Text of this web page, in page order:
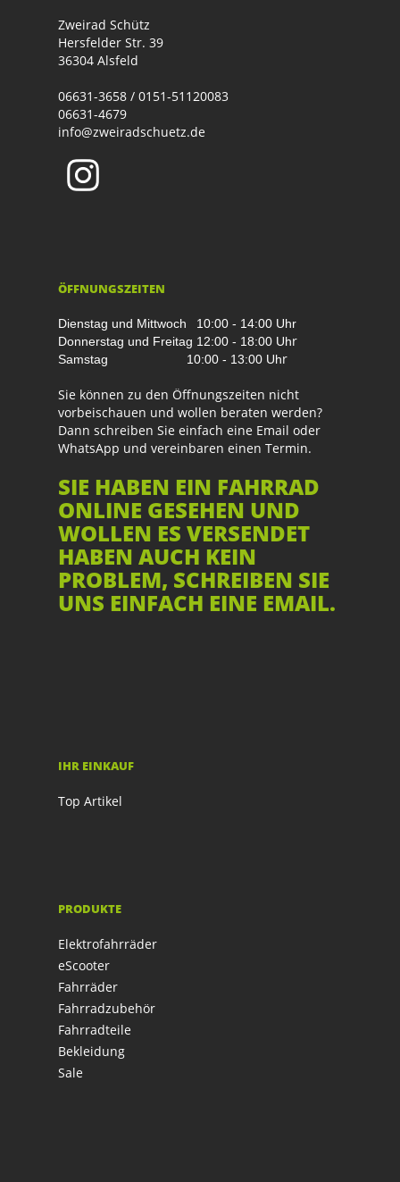
Zweirad Schütz
Hersfelder Str. 39
36304 Alsfeld
06631-3658 / 0151-51120083
06631-4679
info@zweiradschuetz.de
ÖFFNUNGSZEITEN
Dienstag und Mittwoch
10:00 - 14:00 Uhr
Donnerstag und Freitag 12:00 - 18:00 Uhr
Samstag 10:00 - 13:00 Uhr
Sie können zu den Öffnungszeiten nicht
vorbeischauen und wollen beraten werden?
Dann schreiben Sie einfach eine Email oder
WhatsApp und vereinbaren einen Termin.
SIE HABEN EIN FAHRRAD
ONLINE GESEHEN UND
WOLLEN ES VERSENDET
HABEN AUCH KEIN
PROBLEM, SCHREIBEN SIE
UNS EINFACH EINE EMAIL.
IHR EINKAUF
Top Artikel
PRODUKTE
Elektrofahrräder
eScooter
Fahrräder
Fahrradzubehör
Fahrradteile
Bekleidung
Sale